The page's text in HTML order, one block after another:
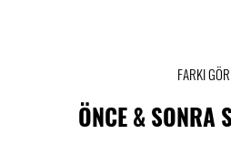
FARKI GÖR
ÖNCE & SONRA